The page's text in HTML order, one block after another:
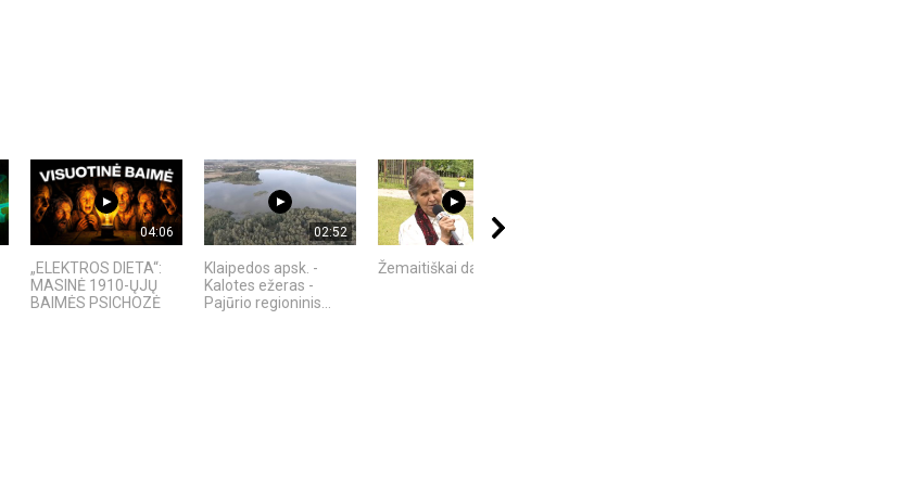
04:06
„ELEKTROS DIETA“:
MASINĖ 1910-ŲJŲ
BAIMĖS PSICHOZĖ
02:52
Klaipedos apsk. -
Kalotes ežeras -
Pajūrio regioninis...
00:40
Žemaitiškai dainuoja